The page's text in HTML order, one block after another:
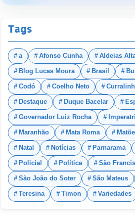
Tags
a Afonso Cunha Aldeias
Blog Lucas Moura Brasil
Codó Coelho Neto
Destaque Duque Bacelar
Governador Luiz Rocha
Maranhão Mata Roma
Natal Notícias Parnarama
Policial Política São
São João do Soter São Mateus
Teresina Timon Variedades